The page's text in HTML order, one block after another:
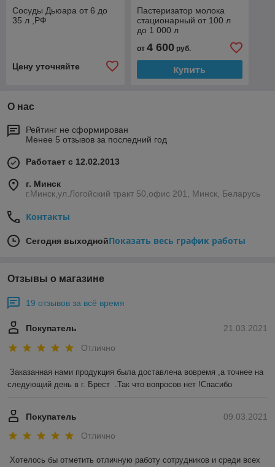
Сосуды Дьюара от 6 до
35 л ,РФ
Цену уточняйте
Пастеризатор молока
стационарный от 100 л
до 1 000 л
от 4 600руб.
Купить
О нас
Рейтинг не сформирован
Менее 5 отзывов за последний год
Работает с 12.02.2013
г. Минск
г.Минск,ул.Логойский тракт 50,офис 201, Минск, Беларусь
Контакты
Сегодня выходнойПоказать весь график работы
Отзывы о магазине
19 отзывов за всё время
21.03.2021
Покупатель
Отлично
Заказанная нами продукция была доставлена вовремя ,а точнее на
следующий день в г. Брест  .Так что вопросов нет !Спасибо
09.03.2021
Покупатель
Отлично
Хотелось бы отметить отличную работу сотрудников и среди всех